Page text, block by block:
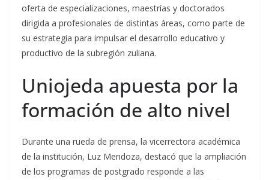
oferta de especializaciones, maestrías y doctorados
dirigida a profesionales de distintas áreas, como parte de
su estrategia para impulsar el desarrollo educativo y
productivo de la subregión zuliana.
Uniojeda apuesta por la
formación de alto nivel
Durante una rueda de prensa, la vicerrectora académica
de la institución, Luz Mendoza, destacó que la ampliación
de los programas de postgrado responde a las